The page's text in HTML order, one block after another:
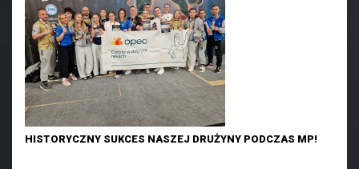
HISTORYCZNY SUKCES NASZEJ DRUŻYNY PODCZAS MP!